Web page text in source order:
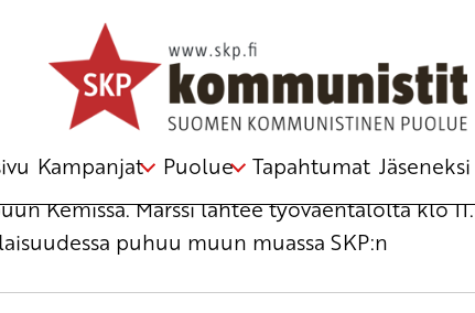
Kampanjat Puolue Tapahtumat Jäseneksi
Kemissä. Marssi lähtee työväentalolta klo 11.
puhuu muun muassa SKP:n